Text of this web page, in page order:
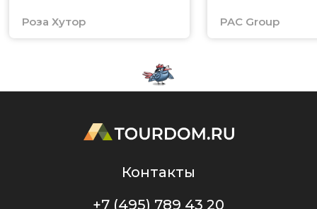
Роза Хутор PAC Group
Контакты
+7 (495) 789 43 20